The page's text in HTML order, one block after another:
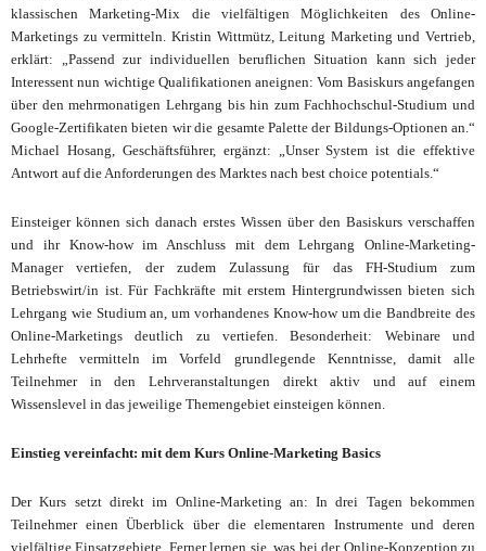
klassischen Marketing-Mix die vielfältigen Möglichkeiten des Online-
Marketings zu vermitteln. Kristin Wittmütz, Leitung Marketing und Vertrieb,
erklärt: „Passend zur individuellen beruflichen Situation kann sich jeder
Interessent nun wichtige Qualifikationen aneignen: Vom Basiskurs angefangen
über den mehrmonatigen Lehrgang bis hin zum Fachhochschul-Studium und
Google-Zertifikaten bieten wir die gesamte Palette der Bildungs-Optionen an.“
Michael Hosang, Geschäftsführer, ergänzt: „Unser System ist die effektive
Antwort auf die Anforderungen des Marktes nach best choice potentials.“
Einsteiger können sich danach erstes Wissen über den Basiskurs verschaffen
und ihr Know-how im Anschluss mit dem Lehrgang Online-Marketing-
Manager vertiefen, der zudem Zulassung für das FH-Studium zum
Betriebswirt/in ist. Für Fachkräfte mit erstem Hintergrundwissen bieten sich
Lehrgang wie Studium an, um vorhandenes Know-how um die Bandbreite des
Online-Marketings deutlich zu vertiefen. Besonderheit: Webinare und
Lehrhefte vermitteln im Vorfeld grundlegende Kenntnisse, damit alle
Teilnehmer in den Lehrveranstaltungen direkt aktiv und auf einem
Wissenslevel in das jeweilige Themengebiet einsteigen können.
Einstieg vereinfacht: mit dem Kurs Online-Marketing Basics
DerKurs setzt direkt im Online-Marketing an: In drei Tagen bekommen
Teilnehmer einen Überblick über die elementaren Instrumente und deren
vielfältige Einsatzgebiete. Ferner lernen sie, was bei der Online-Konzeption zu